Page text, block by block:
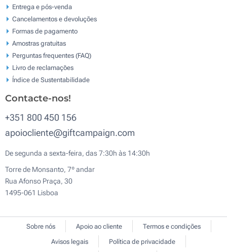
Entrega e pós-venda
Cancelamentos e devoluções
Formas de pagamento
Amostras gratuitas
Perguntas frequentes (FAQ)
Livro de reclamaçōes
Índice de Sustentabilidade
Contacte-nos!
+351 800 450 156
apoiocliente@giftcampaign.com
De segunda a sexta-feira, das 7:30h às 14:30h
Torre de Monsanto, 7º andar
Rua Afonso Praça, 30
1495-061 Lisboa
Sobre nós Apoio ao cliente
Termos e condições
Avisos legais
Política de privacidade